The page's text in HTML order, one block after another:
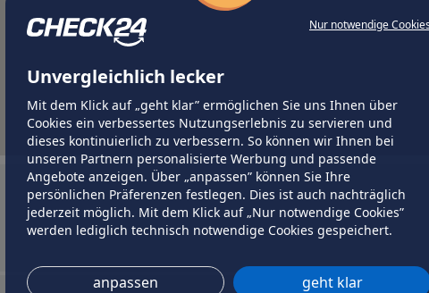
Nur notwendige
Unvergleichlich lecker
Mit dem Klick auf „geht klar” ermöglichen Sie uns Ihnen über
Cookies ein verbessertes Nutzungserlebnis zu servieren und
dieses kontinuierlich zu verbessern. So können wir Ihnen bei
unseren Partnern personalisierte Werbung und passende
Angebote anzeigen. Über „anpassen” können Sie Ihre
persönlichen Präferenzen festlegen. Dies ist auch nachträglich
jederzeit möglich. Mit dem Klick auf „Nur notwendige Cookies”
werden lediglich technisch notwendige Cookies gespeichert.
anpassen geht klar